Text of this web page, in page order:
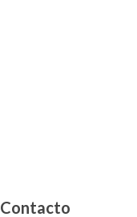
Contacto